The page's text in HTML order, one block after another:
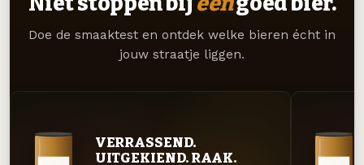
Doe de smaaktest en ontdek welke bieren écht in
jouw straatje liggen.
VERRASSEND.
UITGEKIEND. RAAK.